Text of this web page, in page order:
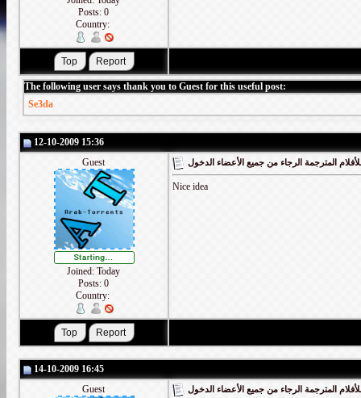
Posts: 0
Country:
The following user says thank you to Guest for this useful post:
Se3da
12-10-2009 15:36
Guest
Joined: Today
Posts: 0
Country:
المترجمة الرجاء من جميع الأعضاء الدخول
Nice idea
14-10-2009 16:45
Guest
المترجمة الرجاء من جميع الأعضاء الدخول